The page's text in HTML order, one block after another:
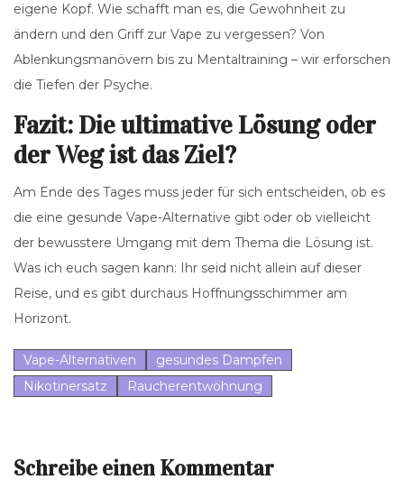
eigene Kopf. Wie schafft man es, die Gewohnheit zu
ändern und den Griff zur Vape zu vergessen? Von
Ablenkungsmanövern bis zu Mentaltraining – wir erforschen
die Tiefen der Psyche.
Fazit: Die ultimative Lösung oder
der Weg ist das Ziel?
Am Ende des Tages muss jeder für sich entscheiden, ob es
die eine gesunde Vape-Alternative gibt oder ob vielleicht
der bewusstere Umgang mit dem Thema die Lösung ist.
Was ich euch sagen kann: Ihr seid nicht allein auf dieser
Reise, und es gibt durchaus Hoffnungsschimmer am
Horizont.
Vape-Alternativen
gesundes Dampfen
Nikotinersatz
Raucherentwöhnung
Schreibe einen Kommentar